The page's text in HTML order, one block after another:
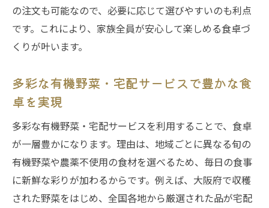
の注文も可能なので、必要に応じて選びやすいのも利点
です。これにより、家族全員が安心して楽しめる食卓づ
くりが叶います。
多彩な有機野菜・宅配サービスで豊かな食
卓を実現
多彩な有機野菜・宅配サービスを利用することで、食卓
が一層豊かになります。理由は、地域ごとに異なる旬の
有機野菜や農薬不使用の食材を選べるため、毎日の食事
に新鮮な彩りが加わるからです。例えば、大阪府で収穫
された野菜をはじめ、全国各地から厳選された品が宅配